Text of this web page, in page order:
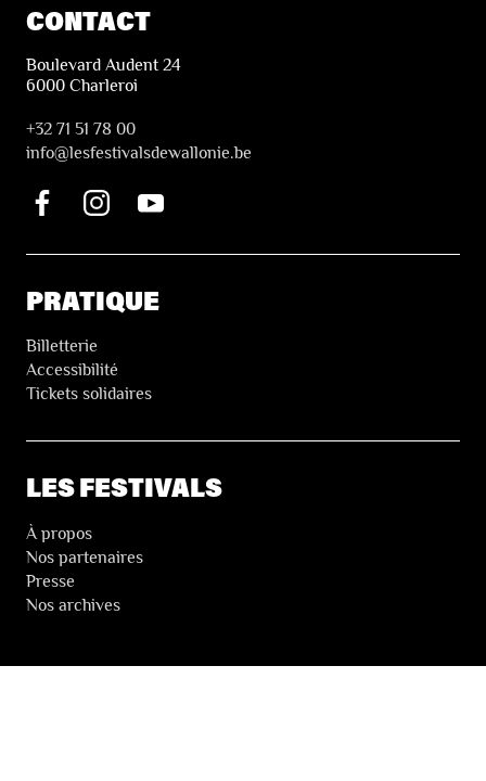
CONTACT
Boulevard Audent 24
6000 Charleroi
+32 71 51 78 00
info@lesfestivalsdewallonie.be
PRATIQUE
Billetterie
Accessibilité
Tickets solidaires
LES FESTIVALS
À propos
Nos partenaires
Presse
Nos archives